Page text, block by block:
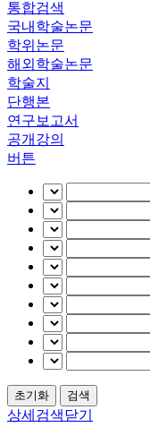
통합검색
국내학술논문
학위논문
해외학술논문
학술지
단행본
연구보고서
공개강의
버튼
상세검색닫기